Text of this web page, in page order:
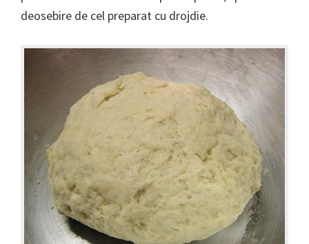
deosebire de cel preparat cu drojdie.